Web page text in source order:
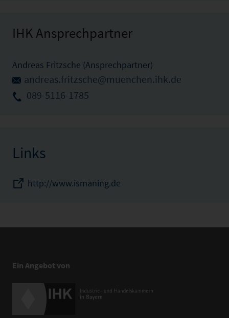
IHK Ansprechpartner
Andreas Fritzsche (Ansprechpartner)
andreas.fritzsche@muenchen.ihk.de
089-5116-1785
Links
http://www.ismaning.de
Ein Angebot von